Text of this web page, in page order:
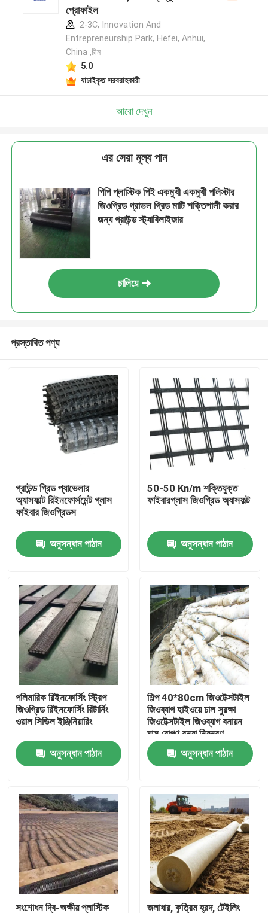
পণ্য
ভিডিও
VR প্রদর্শন
আমাদের সম্পর্কে
কারখানা ভ্রমণ
মান নিয়ন্ত্রণ
আমাদের সাথে যোগাযোগ করুন
উদ্ধৃতির জন্য আবেদন
জিওটেক্সটাইল জিওগ্রিড
প্রোফাইল
2-3C, Innovation And
Entrepreneurship Park, Hefei, Anhui,
China ,চীন
5.0
যাচাইকৃত সরবরাহকারী
আরো দেখুন
এর সেরা মূল্য পান
পিপি প্লাস্টিক পিই একমুখী একমুখী পলিস্টার
জিওগ্রিড গ্রাভল গ্রিড মাটি শক্তিশালী করার
জন্য গ্রাউন্ড স্ট্যাবিলাইজার
চালিয়ে
প্রস্তাবিত পণ্য
গ্রাউন্ড গ্রিড প্যাভেলার
অ্যাসফাল্ট রিইনফোর্সমেন্ট গ্লাস
ফাইবার জিওগ্রিডস
অনুসন্ধান পাঠান
50-50 Kn/m শক্তিযুক্ত
ফাইবারগ্লাস জিওগ্রিড অ্যাসফল্ট
অনুসন্ধান পাঠান
পলিমারিক রিইনফোর্সিং স্ট্রিপ
জিওগ্রিড রিইনফোর্সিং রিটার্নিং
ওয়াল সিভিল ইঞ্জিনিয়ারিং
অনুসন্ধান পাঠান
শিল্প 40*80cm জিওটেক্সটাইল
জিওব্যাগ হাইওয়ে ঢাল সুরক্ষা
জিওটেক্সটাইল জিওব্যাগ বনায়ন
ঘাস রোপণ বন্যা নিয়ন্ত্রণ
জিওটেক্সটাইল জিওব্যাগ
অনুসন্ধান পাঠান
সংশোধন দ্বি-অক্ষীয় প্লাস্টিক জলাধার, কৃত্রিম হ্রদ, টেইলিং